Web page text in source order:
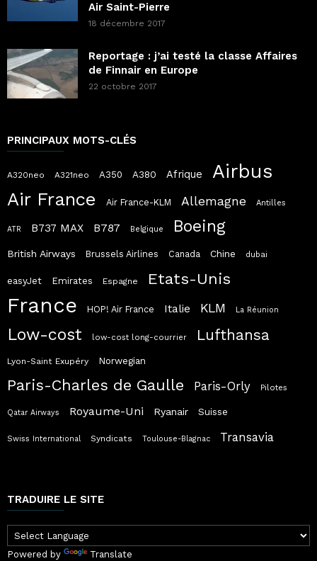
Air Saint-Pierre
18 décembre 2017
Reportage : j’ai testé la classe Affaires
de Finnair en Europe
22 octobre 2017
PRINCIPAUX MOTS-CLÉS
A320neo A321neo A350 A380 Afrique Airbus
Air France Air France-KLM Allemagne Antilles
ATR B737 MAX B787 Belgique Boeing
British Airways Brussels Airlines Canada Chine dubai
easyJet Emirates Espagne Etats-Unis
France HOP! Air France Italie KLM La Réunion
Low-cost low-cost long-courrier Lufthansa
Lyon-Saint Exupéry Norwegian
Paris-Charles de Gaulle Paris-Orly Pilotes
Qatar Airways Royaume-Uni Ryanair Suisse
Swiss International Syndicats Toulouse-Blagnac Transavia
TRADUIRE LE SITE
Powered by Translate